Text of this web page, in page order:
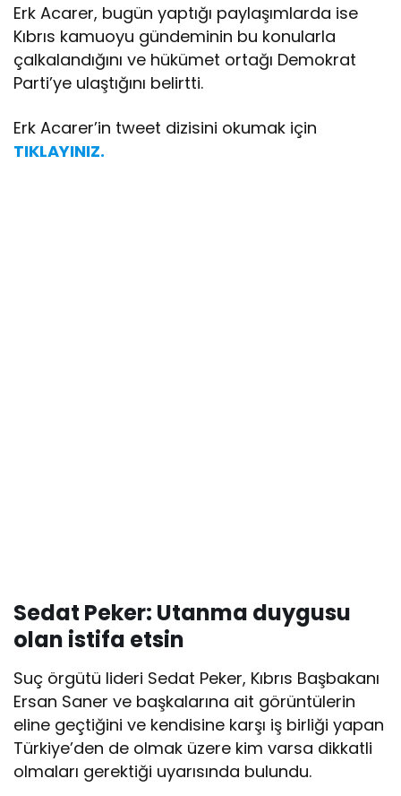
Erk Acarer, bugün yaptığı paylaşımlarda ise
Kıbrıs kamuoyu gündeminin bu konularla
çalkalandığını ve hükümet ortağı Demokrat
Parti’ye ulaştığını belirtti.
Erk Acarer’in tweet dizisini okumak için
TIKLAYINIZ.
Sedat Peker: Utanma duygusu
olan istifa etsin
Suç örgütü lideri Sedat Peker, Kıbrıs Başbakanı
Ersan Saner ve başkalarına ait görüntülerin
eline geçtiğini ve kendisine karşı iş birliği yapan
Türkiye’den de olmak üzere kim varsa dikkatli
olmaları gerektiği uyarısında bulundu.